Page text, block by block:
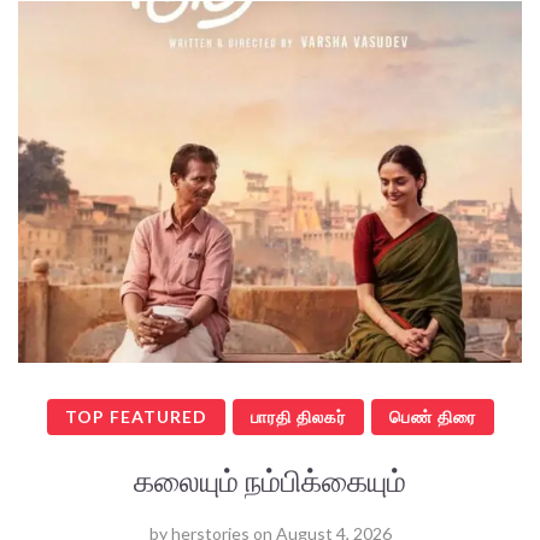
TOP FEATURED பாரதி திலகர் பெண் திரை
கலையும் நம்பிக்கையும்
byherstories on August 4, 2026